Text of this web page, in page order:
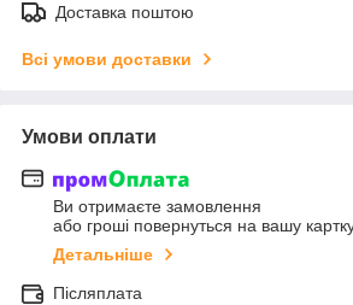
Доставка поштою
Всі умови доставки
Умови оплати
Ви отримаєте замовлення
або гроші повернуться на вашу
Детальніше
Післяплата